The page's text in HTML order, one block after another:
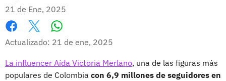
21 de Ene, 2025
Facebook
X
Actualizado: 21 de ene, 2025
La influencer Aída Victoria Merlano, una de las figuras más
populares de Colombia con 6,9 millones de seguidores en